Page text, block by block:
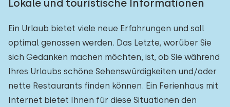
Lokale und touristische Informationen
Ein Urlaub bietet viele neue Erfahrungen und soll
optimal genossen werden. Das Letzte, worüber Sie
sich Gedanken machen möchten, ist, ob Sie während
Ihres Urlaubs schöne Sehenswürdigkeiten und/oder
nette Restaurants finden können. Ein Ferienhaus mit
Internet bietet Ihnen für diese Situationen den